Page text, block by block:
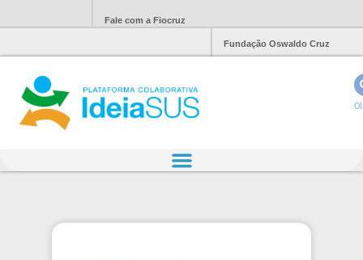
Fale com a Fiocruz
Fundação Oswaldo Cruz